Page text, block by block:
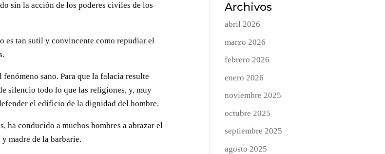
sin la acción de los poderes civiles de los
es tan sutil y convincente como repudiar el
sano. Para que la falacia resulte
silencio todo lo que las religiones, y, muy
el edificio de la dignidad del hombre.
ha conducido a muchos hombres a abrazar el
madre de la barbarie.
Archivos
abril 2026
marzo 2026
febrero 2026
enero 2026
noviembre 2025
octubre 2025
septiembre 2025
agosto 2025